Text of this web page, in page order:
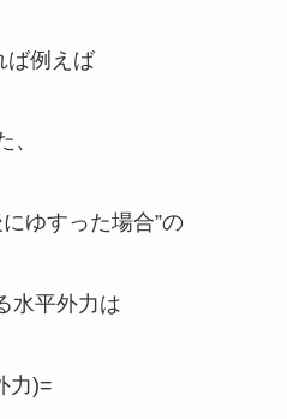
ば例えば
、
ゆすった場合”の
水平外力は
力)=